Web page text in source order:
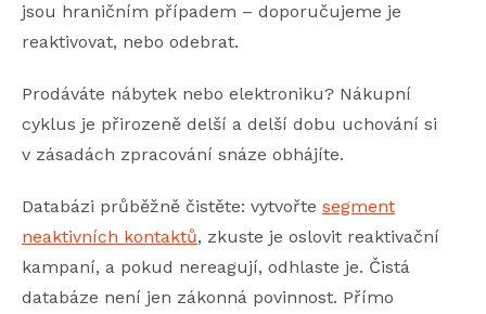
jsou hraničním případem – doporučujeme je
reaktivovat, nebo odebrat.
Prodáváte nábytek nebo elektroniku? Nákupní
cyklus je přirozeně delší a delší dobu uchování si
v zásadách zpracování snáze obhájíte.
Databázi průběžně čistěte: vytvořte segment
neaktivních kontaktů, zkuste je oslovit reaktivační
kampaní, a pokud nereagují, odhlaste je. Čistá
databáze není jen zákonná povinnost. Přímo